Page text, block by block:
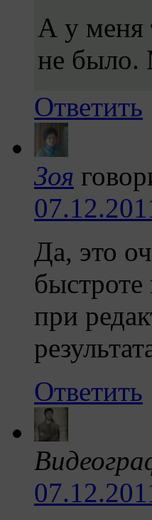
А у меня
не было.
Ответить
Зоя
Да, это
при
Ответить